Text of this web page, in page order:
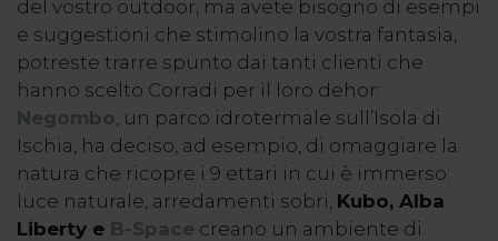
del vostro outdoor, ma avete bisogno di esempi
e suggestioni che stimolino la vostra fantasia,
potreste trarre spunto dai tanti clienti che
hanno scelto Corradi per il loro dehor:
Negombo , un parco idrotermale sull’Isola di
Ischia, ha deciso, ad esempio, di omaggiare la
natura che ricopre i 9 ettari in cui è immerso:
luce naturale, arredamenti sobri, Kubo, Alba
Liberty e B-Space creano un ambiente di